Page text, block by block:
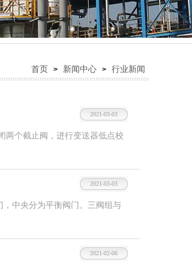
首页 > 新闻中心 > 行业新闻
2021-03-03
个截止阀，进行变送器低点校
2021-03-03
中央分为平衡阀门。三阀组与
2021-02-06